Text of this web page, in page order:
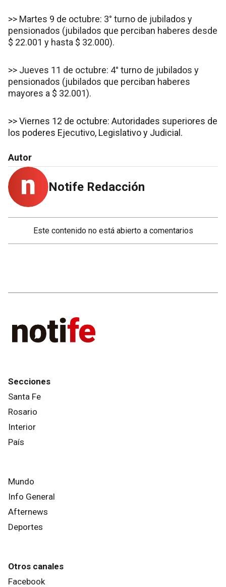
>> Martes 9 de octubre: 3° turno de jubilados y
pensionados (jubilados que perciban haberes desde
$ 22.001 y hasta $ 32.000).
>> Jueves 11 de octubre: 4° turno de jubilados y
pensionados (jubilados que perciban haberes
mayores a $ 32.001).
>> Viernes 12 de octubre: Autoridades superiores de
los poderes Ejecutivo, Legislativo y Judicial.
Autor
Notife Redacción
Este contenido no está abierto a comentarios
Secciones
Santa Fe
Rosario
Interior
País
Mundo
Info General
Afternews
Deportes
Otros canales
Facebook